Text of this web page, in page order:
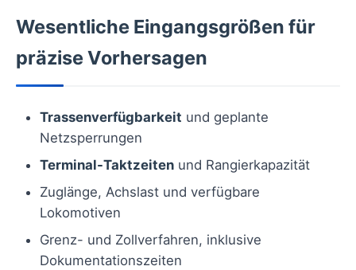
Wesentliche Eingangsgrößen für
präzise Vorhersagen
Trassenverfügbarkeit und geplante
Netzsperrungen
Terminal-Taktzeiten und Rangierkapazität
Zuglänge, Achslast und verfügbare
Lokomotiven
Grenz- und Zollverfahren, inklusive
Dokumentationszeiten